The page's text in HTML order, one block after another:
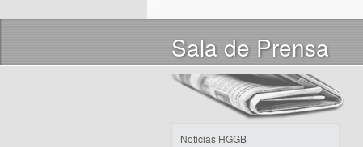
Sala de Prensa
Noticias HGGB